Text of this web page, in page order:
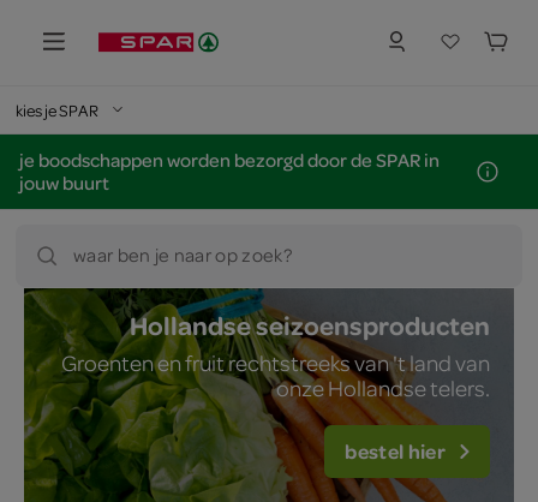
kies je SPAR
je boodschappen worden bezorgd door de SPAR in
jouw buurt
waar ben je naar op zoek?
Hollandse seizoensproducten
Groenten en fruit rechtstreeks van 't land van
onze Hollandse telers.
bestel hier